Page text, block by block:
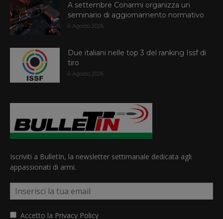
A settembre Conarmi organizza un
seminario di aggiornamento normativo
6 Agosto 2026
Due italiani nelle top 3 del ranking Issf di
tiro
6 Agosto 2026
Iscriviti a BulletIn, la newsletter settimanale dedicata agli
appassionati di armi.
Accetto la Privacy Policy